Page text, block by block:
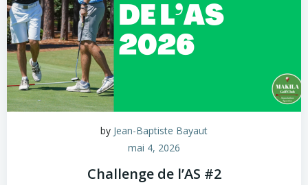
by Jean-Baptiste Bayaut
mai 4, 2026
Challenge de l’AS #2